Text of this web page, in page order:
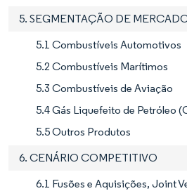
5. SEGMENTAÇÃO DE
5.1 Combustíveis Automotivos
5.2 Combustíveis Marítimos
5.3 Combustíveis de Aviação
5.4 Gás Liquefeito de Petróleo
5.5 Outros Produtos
6. CENÁRIO COMPETITIVO
6.1 Fusões e Aquisições, Joint